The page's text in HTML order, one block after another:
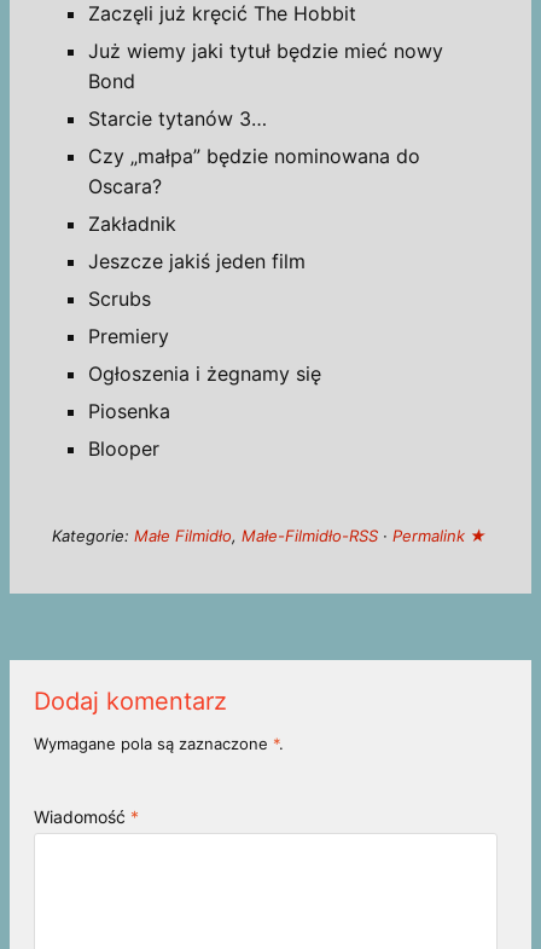
Zaczęli już kręcić The Hobbit
Już wiemy jaki tytuł będzie mieć nowy
Bond
Starcie tytanów 3…
Czy „małpa” będzie nominowana do
Oscara?
Zakładnik
Jeszcze jakiś jeden film
Scrubs
Premiery
Ogłoszenia i żegnamy się
Piosenka
Blooper
Kategorie: Małe Filmidło, Małe-Filmidło-RSS· Permalink ★
Dodaj komentarz
Wymagane pola są zaznaczone *.
Wiadomość *